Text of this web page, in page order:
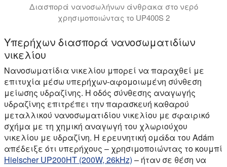
Διασπορά νανοσωλήνων άνθρακα στο νερό
χρησιμοποιώντας το UP400S 2
Υπερήχων διασπορά νανοσωματιδίων
νικελίου
Νανοσωματίδια νικελίου μπορεί να παραχθεί με
επιτυχία μέσω υπερήχων-αφομοιωμένη σύνθεση
μείωσης υδραζίνης. Η οδός σύνθεσης αναγωγής
υδραζίνης επιτρέπει την παρασκευή καθαρού
μεταλλικού νανοσωματιδίου νικελίου με σφαιρικό
σχήμα με τη χημική αναγωγή του χλωριούχου
νικελίου με υδραζίνη. Η ερευνητική ομάδα του Adám
απέδειξε ότι υπερήχους – χρησιμοποιώντας το κουμπί
Hielscher UP200HT (200W, 26kHz) – ήταν σε θέση να